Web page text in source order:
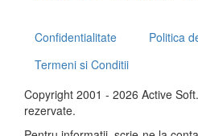
Confidentialitate
Politica
Termeni si Conditii
Copyright 2001 - 2026 Active
rezervate.